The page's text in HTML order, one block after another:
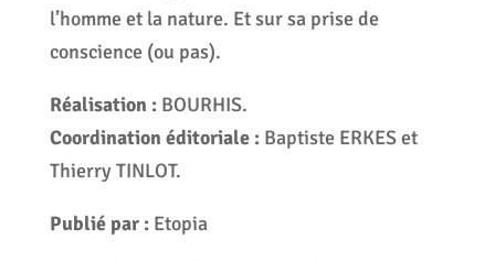
l’homme et la nature. Et sur sa prise de
conscience (ou pas).
Réalisation : BOURHIS.
Coordination éditoriale : Baptiste ERKES et
Thierry TINLOT.
Publié par : Etopia